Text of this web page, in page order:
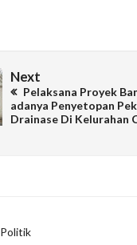
Next
Pelaksana Proyek
adanya Penyetopan
Drainase Di Kelurahan
Politik